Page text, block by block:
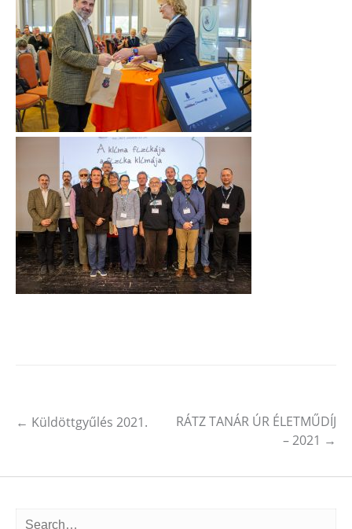
Post navigation
← Küldöttgyűlés 2021.
RÁTZ TANÁR ÚR ÉLETMŰDÍJ
– 2021 →